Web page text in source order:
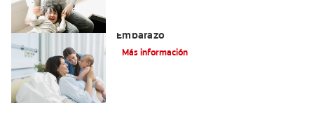
Embarazo
Más información